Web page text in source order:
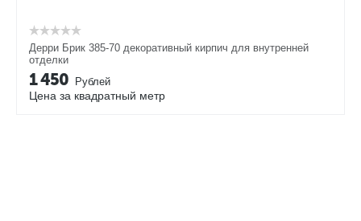
Дерри Брик 385-70 декоративный кирпич для внутренней
отделки
1 450 Рублей
Цена за квадратный метр